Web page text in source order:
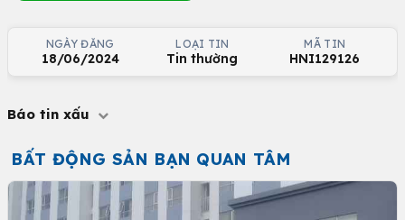
NGÀY ĐĂNG
18/06/2024
LOẠI TIN
Tin thường
MÃ TIN
HNI129126
Báo tin xấu
BẤT ĐỘNG SẢN BẠN QUAN TÂM